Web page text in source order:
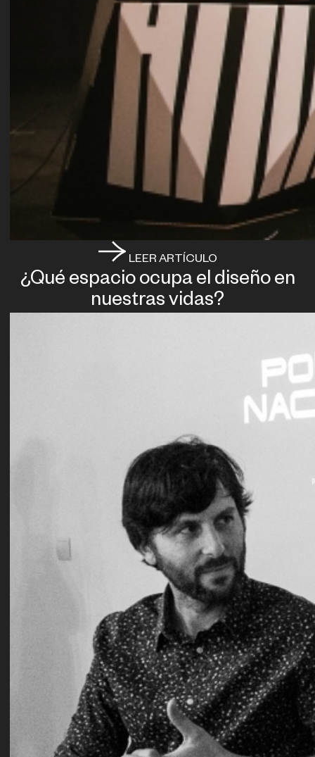
LEER ARTÍCULO
¿Qué espacio ocupa el diseño en
nuestras vidas?